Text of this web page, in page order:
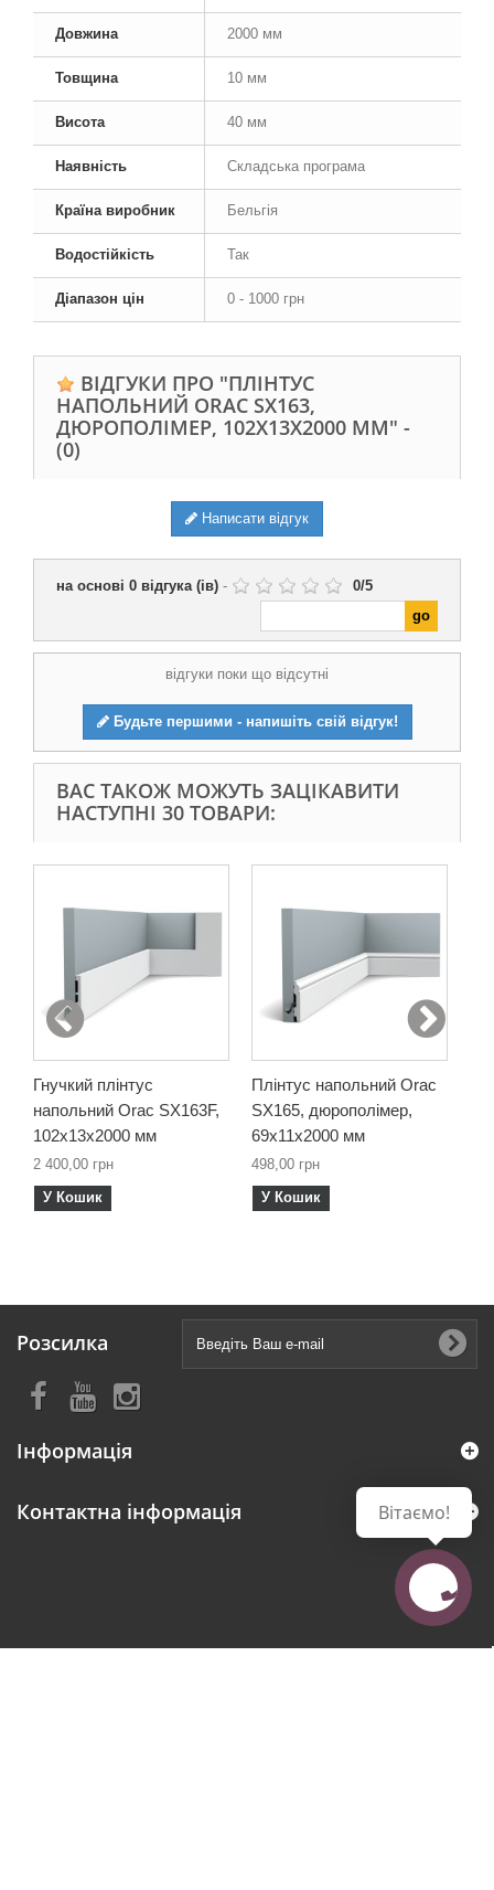
Довжина 2000 мм
Товщина 10 мм
Висота 40 мм
Наявність Складська програма
Країна виробник Бельгія
Водостійкість Так
Діапазон цін 0 - 1000 грн
ВІДГУКИ ПРО "ПЛІНТУС
НАПОЛЬНИЙ ORAC SX163,
ДЮРОПОЛІМЕР, 102Х13Х2000 ММ" -
(0)
Написати відгук
на основі 0 відгука (ів) - 0/5
відгуки поки що відсутні
Будьте першими - напишіть свій відгук!
ВАС ТАКОЖ МОЖУТЬ ЗАЦІКАВИТИ
НАСТУПНІ 30 ТОВАРИ:
Гнучкий плінтус
напольний Orac SX163F,
102х13х2000 мм
2 400,00 грн
У Кошик
Плінтус напольний Orac
SX165, дюрополімер,
69х11х2000 мм
498,00 грн
У Кошик
Розсилка
Інформація
Контактна інформація Вітаємо!